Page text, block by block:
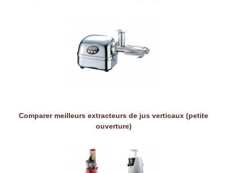
Comparer meilleurs extracteurs de jus verticaux (petite
ouverture)